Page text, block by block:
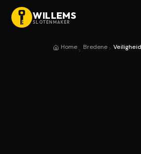
WILLEMS
SLOTENMAKER
Home Bredene